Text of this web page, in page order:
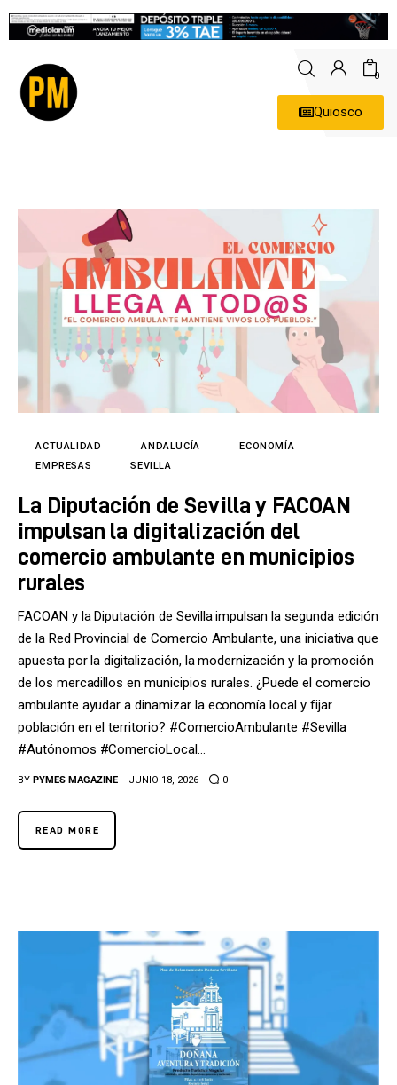
0
Quiosco
Economía
Empresas
Entrevistas
Expertos
Tecnología
Cultura
Directorio
ACTUALIDAD ANDALUCÍA
ECONOMÍA
EMPRESAS
SEVILLA
La Diputación de Sevilla y FACOAN
impulsan la digitalización del
comercio ambulante en municipios
rurales
FACOAN y la Diputación de Sevilla impulsan la segunda edición
de la Red Provincial de Comercio Ambulante, una iniciativa que
apuesta por la digitalización, la modernización y la promoción
de los mercadillos en municipios rurales. ¿Puede el comercio
ambulante ayudar a dinamizar la economía local y fijar
población en el territorio? #ComercioAmbulante #Sevilla
#Autónomos #ComercioLocal…
BY PYMES MAGAZINE JUNIO 18, 2026 0
READ MORE